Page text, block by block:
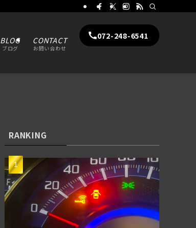
BLOG
ブログ
CONTACT
お問い合わせ
072-248-6541
RANKING